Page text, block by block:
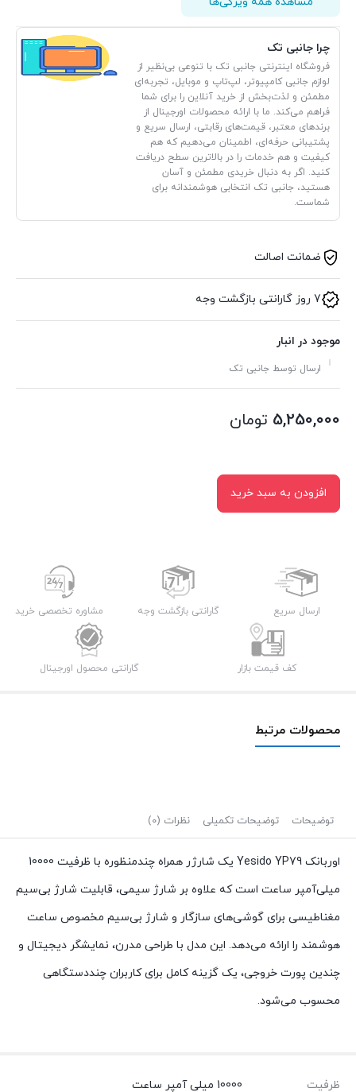
چرا جانبی تک
فروشگاه اینترنتی جانبی تک با تنوعی بی‌نظیر از
لوازم جانبی کامپیوتر، لپ‌تاپ و موبایل، تجربه‌ای
مطمئن و لذت‌بخش از خرید آنلاین را برای شما
فراهم می‌کند. ما با ارائه محصولات اورجینال از
برندهای معتبر، قیمت‌های رقابتی، ارسال سریع و
پشتیبانی حرفه‌ای، اطمینان می‌دهیم که هم
کیفیت و هم خدمات را در بالاترین سطح دریافت
کنید. اگر به دنبال خریدی مطمئن و آسان
هستید، جانبی تک انتخابی هوشمندانه برای
شماست.
ضمانت اصالت
7 روز گارانتی بازگشت وجه
موجود در انبار
ارسال توسط جانبی تک
5,250,000 تومان
افزودن به سبد خرید
ارسال سریع گارانتی بازگشت وجه مشاوره تخصصی خرید
کف قیمت بازار گارانتی محصول اورجینال
محصولات مرتبط
توضیحات توضیحات تکمیلی نظرات (0)
اوربانک Yesido YP79 یک شارژر همراه چندمنظوره با ظرفیت 10000
میلی‌آمپر ساعت است که علاوه بر شارژ سیمی، قابلیت شارژ بی‌سیم
مغناطیسی برای گوشی‌های سازگار و شارژ بی‌سیم مخصوص ساعت
هوشمند را ارائه می‌دهد. این مدل با طراحی مدرن، نمایشگر دیجیتال و
چندین پورت خروجی، یک گزینه کامل برای کاربران چنددستگاهی
محسوب می‌شود.
ظرفیت 10000 میلی آمپر ساعت